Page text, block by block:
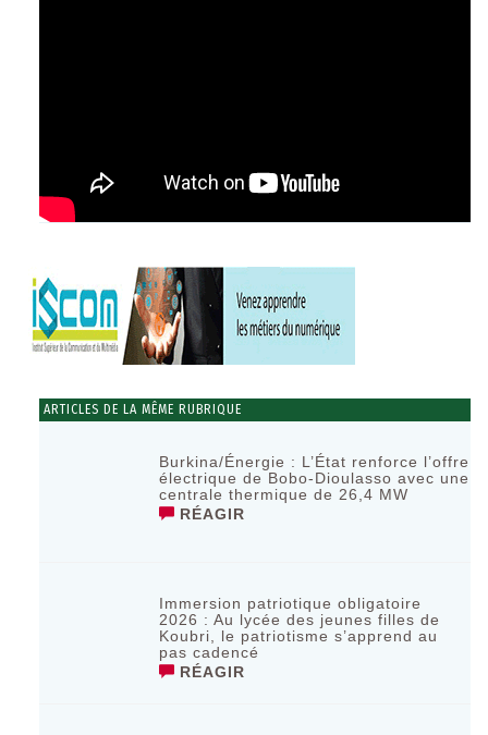
ARTICLES DE LA MÊME RUBRIQUE
Burkina/Énergie : L’État renforce l’offre
électrique de Bobo-Dioulasso avec une
centrale thermique de 26,4 MW
RÉAGIR
Immersion patriotique obligatoire
2026 : Au lycée des jeunes filles de
Koubri, le patriotisme s’apprend au
pas cadencé
RÉAGIR